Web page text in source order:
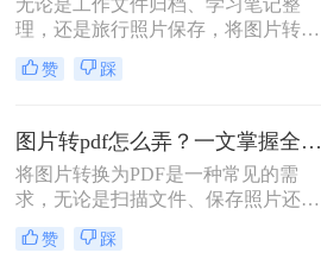
无论是工作文件归档、学习笔记整
理，还是旅行照片保存，将图片转换
为PDF都能让内容更规范、更易分
享。那么如何图片转pdf呢？本文提供
5种常用方法，3分钟即可学会！
赞 踩
图片转pdf怎么弄？一文掌握全平台方法！
将图片转换为PDF是一种常见的需
求，无论是扫描文件、保存照片还是
整理资料，PDF格式都能更好地保证
内容的完整性和兼容性。那么图片转
赞 踩